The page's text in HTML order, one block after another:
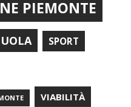
PIEMONTE
SPORT
VIABILITÀ